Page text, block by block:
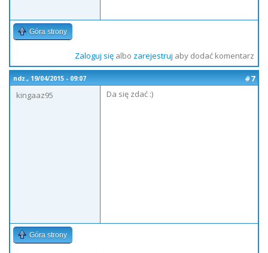
Góra strony
Zaloguj sięalbo zarejestruj aby dodać komentarz
ndz., 19/04/2015 - 09:07
#7
kingaaz95
Da się zdać :)
Góra strony